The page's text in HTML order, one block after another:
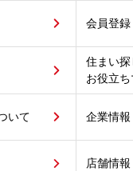
会員登録
住まい探
お役立
いて 企業情報
店舗情報